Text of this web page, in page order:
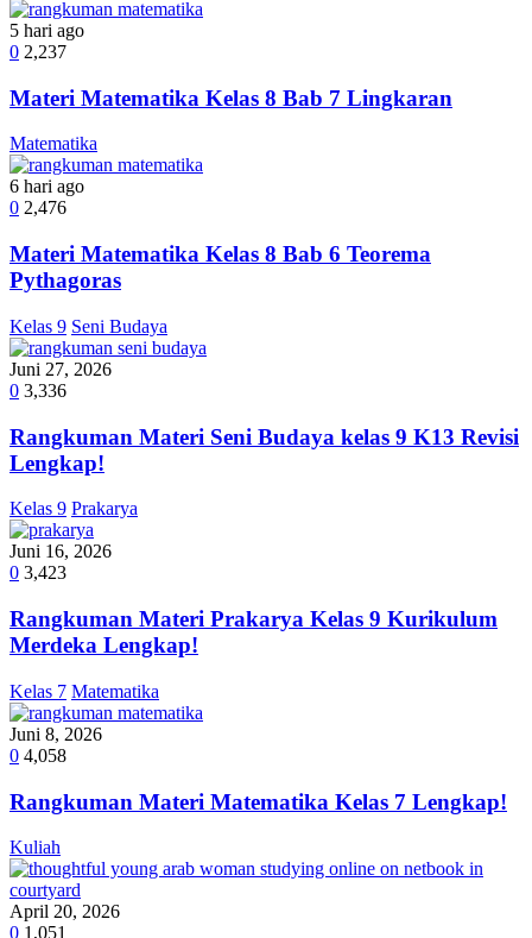
5 hari ago
0 2,237
Materi Matematika Kelas 8 Bab 7 Lingkaran
Matematika
6 hari ago
0 2,476
Materi Matematika Kelas 8 Bab 6 Teorema
Pythagoras
Kelas 9 Seni Budaya
Juni 27, 2026
0 3,336
Rangkuman Materi Seni Budaya kelas 9 K13 Revisi
Lengkap!
Kelas 9 Prakarya
Juni 16, 2026
0 3,423
Rangkuman Materi Prakarya Kelas 9 Kurikulum
Merdeka Lengkap!
Kelas 7 Matematika
Juni 8, 2026
0 4,058
Rangkuman Materi Matematika Kelas 7 Lengkap!
Kuliah
April 20, 2026
0 1,051